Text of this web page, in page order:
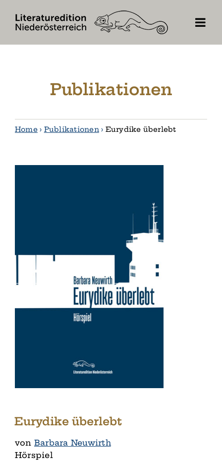
content
Publikationen
Home› Publikationen› Eurydike überlebt
Eurydike überlebt
von Barbara Neuwirth
Hörspiel